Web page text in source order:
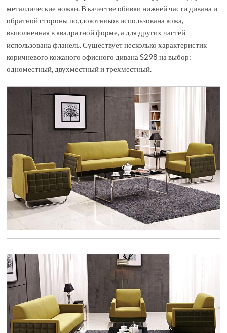
металлические ножки. В качестве обивки нижней части дивана и
обратной стороны подлокотников использована кожа,
выполненная в квадратной форме, а для других частей
использована фланель. Существует несколько характеристик
коричневого кожаного офисного дивана S298 на выбор:
одноместный, двухместный и трехместный.